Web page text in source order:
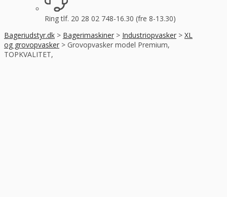
Ring tlf. 20 28 02 748-16.30 (fre 8-13.30)
Bageriudstyr.dk > Bagerimaskiner > Industriopvasker > XL
og grovopvasker > Grovopvasker model Premium,
TOPKVALITET,